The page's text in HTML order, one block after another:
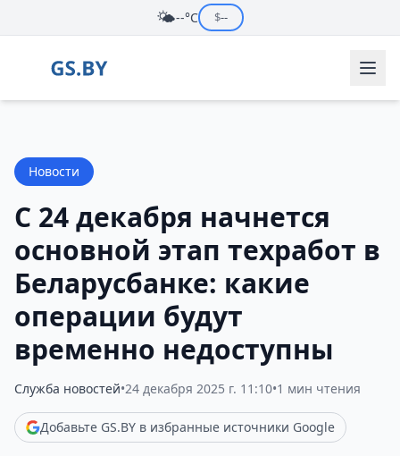
🌤️--°C $--
Новости
С 24 декабря начнется
основной этап техработ в
Беларусбанке: какие
операции будут
временно недоступны
Служба новостей•24 декабря 2025 г. 11:10•1 мин чтения
Добавьте GS.BY в избранные источники Google